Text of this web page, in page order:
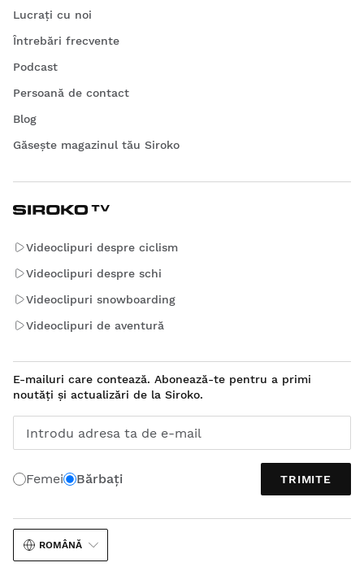
Lucrați cu noi
Întrebări frecvente
Podcast
Persoană de contact
Blog
Găsește magazinul tău Siroko
Videoclipuri despre ciclism
Videoclipuri despre schi
Videoclipuri snowboarding
Videoclipuri de aventură
E-mailuri care contează. Abonează-te pentru a primi
noutăți și actualizări de la Siroko.
Introdu adresa ta de e-mail
Femei Bărbați TRIMITE
ROMÂNĂ